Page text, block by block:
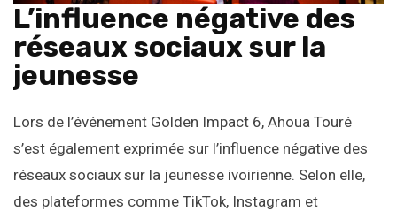
L’influence négative des
réseaux sociaux sur la
jeunesse
Lors de l’événement Golden Impact 6, Ahoua Touré
s’est également exprimée sur l’influence négative des
réseaux sociaux sur la jeunesse ivoirienne. Selon elle,
des plateformes comme TikTok, Instagram et